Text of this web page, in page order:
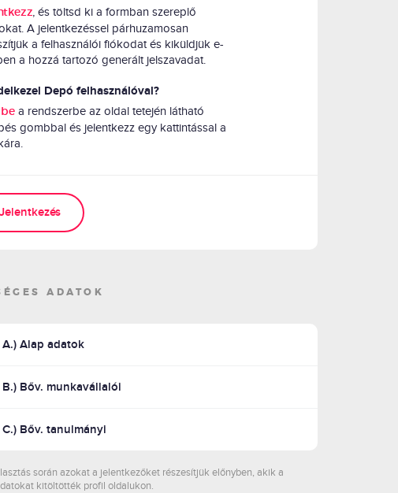
, és töltsd ki a formban szereplő
A jelentkezéssel párhuzamosan
a felhasználói fiókodat és kiküldjük e-
a hozzá tartozó generált jelszavadat.
Depó felhasználóval?
be a rendszerbe az oldal tetején látható
gombbal és jelentkezz egy kattintással a
Jelentkezés
ADATOK
A.) Alap adatok
B.) Bőv. munkavállalói
C.) Bőv. tanulmányi
során azokat a jelentkezőket részesítjük előnyben, akik a
kitöltötték profil oldalukon.